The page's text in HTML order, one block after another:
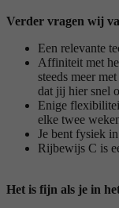
Verder vragen wij
Een relevante
Affiniteit met
steeds meer
dat jij hier snel
Enige
elke twee
Je bent fysiek
Rijbewijs C is
Het is fijn als je in